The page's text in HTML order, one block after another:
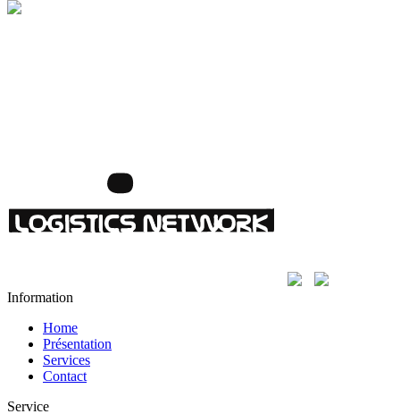
Information
Home
Présentation
Services
Contact
Service